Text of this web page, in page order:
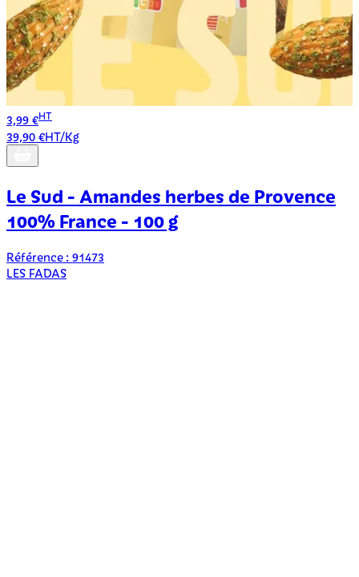
3,99 €HT
39,90 €HT/Kg
Le Sud - Amandes herbes de Provence
100% France - 100 g
Référence : 91473
LES FADAS